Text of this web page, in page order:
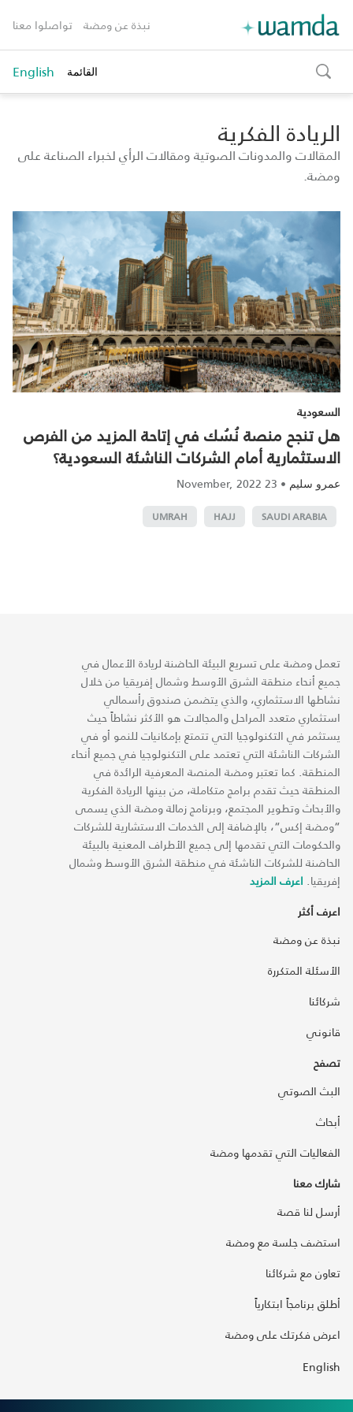
نبذة عن ومضة تواصلوا معنا
toggle
search
القائمة English
الريادة الفكرية
المقالات والمدونات الصوتية ومقالات الرأي لخبراء الصناعة على
ومضة.
السعودية
هل تنجح منصة نُسُك في إتاحة المزيد من الفرص
الاستثمارية أمام الشركات الناشئة السعودية؟
عمرو سليم •
23 November, 2022
SAUDI ARABIA
HAJJ
UMRAH
تعمل ومضة على تسريع البيئة الحاضنة لريادة الأعمال في
جميع أنحاء منطقة الشرق الأوسط وشمال إفريقيا من خلال
نشاطها الاستثماري، والذي يتضمن صندوق رأسمالي
استثماري متعدد المراحل والمجالات هو الأكثر نشاطاً حيث
يستثمر في التكنولوجيا التي تتمتع بإمكانيات للنمو أو في
الشركات الناشئة التي تعتمد على التكنولوجيا في جميع أنحاء
المنطقة. كما تعتبر ومضة المنصة المعرفية الرائدة في
المنطقة حيث تقدم برامج متكاملة، من بينها الريادة الفكرية
والأبحاث وتطوير المجتمع، وبرنامج زمالة ومضة الذي يسمى
“ومضة إكس“، بالإضافة إلى الخدمات الاستشارية للشركات
والحكومات التي تقدمها إلى جميع الأطراف المعنية بالبيئة
الحاضنة للشركات الناشئة في منطقة الشرق الأوسط وشمال
إفريقيا. اعرف المزيد
اعرف أكثر
نبذة عن ومضة
الأسئلة المتكررة
شركائنا
قانوني
تصفح
البث الصوتي
أبحاث
الفعاليات التي تقدمها ومضة
شارك معنا
أرسل لنا قصة
استضف جلسة مع ومضة
تعاون مع شركائنا
أطلق برنامجاً ابتكارياً
اعرض فكرتك على ومضة
English